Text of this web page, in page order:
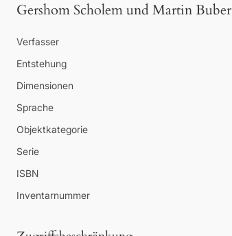
Gershom Scholem und Martin Buber
Verfasser
Entstehung
Dimensionen
Sprache
Objektkategorie
Serie
ISBN
Inventarnummer